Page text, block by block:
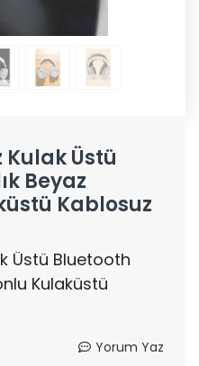
Kulak Üstü
Beyaz
Kablosuz
Üstü Bluetooth
Kulaküstü
Yorum Yaz